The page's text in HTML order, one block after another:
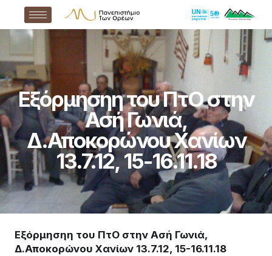
Εξόρμησηη του ΠτΟ στην
Ασή Γωνιά,
Δ.Αποκορώνου Χανίων
13.7.12, 15-16.11.18
Εξόρμησηη του ΠτΟ στην Ασή Γωνιά,
Δ.Αποκορώνου Χανίων 13.7.12, 15-16.11.18